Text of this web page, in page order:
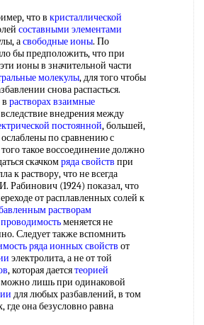
что в кристаллической
составными элементами
асвободные ионы. По
бы предположить, что при
ионы в значительной части
молекулы, для того чтобы
снова распасться.
растворах взаимные
вследствие внедрения между
постоянной, большей,
по сравнению с
такое воссоединение должно
скачкомряда свойств при
к раствору, что не всегда
Рабинович (1924) показал, что
от расплавленных солей к
растворам
меняется не
Следует также вспомнить
рядаионных свойств от
электролита, а не от той
, которая даетсятеорией
лишь при одинаковой
для любых разбавлений, в том
где она безусловно равна